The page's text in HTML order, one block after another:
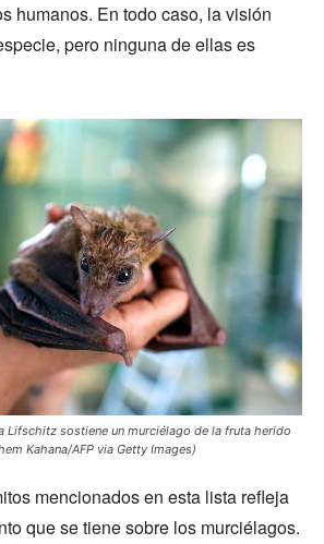
humanos. En todo caso, la visión
pero ninguna de ellas es
Lifschitz sostiene un murciélago de la fruta herido
Kahana/AFP via Getty Images)
mencionados en esta lista refleja
que se tiene sobre los murciélagos.